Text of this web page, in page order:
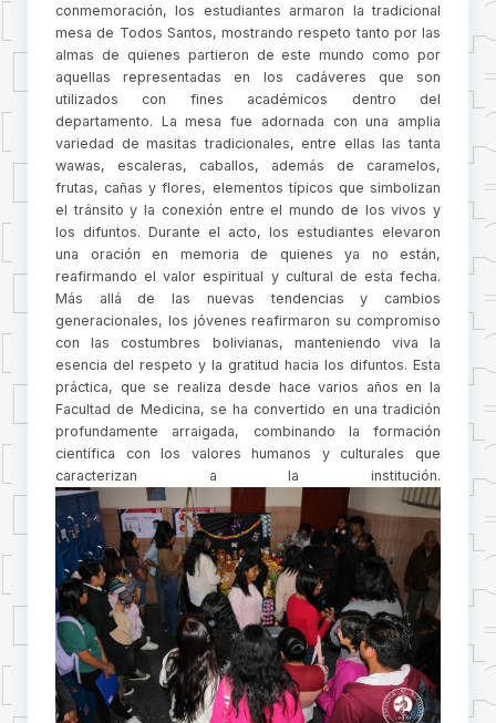
conmemoración, los estudiantes armaron la tradicional
mesa de Todos Santos, mostrando respeto tanto por las
almas de quienes partieron de este mundo como por
aquellas representadas en los cadáveres que son
utilizados con fines académicos dentro del
departamento. La mesa fue adornada con una amplia
variedad de masitas tradicionales, entre ellas las tanta
wawas, escaleras, caballos, además de caramelos,
frutas, cañas y flores, elementos típicos que simbolizan
el tránsito y la conexión entre el mundo de los vivos y
los difuntos. Durante el acto, los estudiantes elevaron
una oración en memoria de quienes ya no están,
reafirmando el valor espiritual y cultural de esta fecha.
Más allá de las nuevas tendencias y cambios
generacionales, los jóvenes reafirmaron su compromiso
con las costumbres bolivianas, manteniendo viva la
esencia del respeto y la gratitud hacia los difuntos. Esta
práctica, que se realiza desde hace varios años en la
Facultad de Medicina, se ha convertido en una tradición
profundamente arraigada, combinando la formación
científica con los valores humanos y culturales que
caracterizan a la institución.